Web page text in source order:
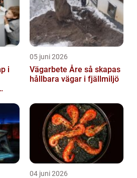
i
05 juni 2026
Vägarbete Åre så skapas
hållbara vägar i fjällmiljö
04 juni 2026